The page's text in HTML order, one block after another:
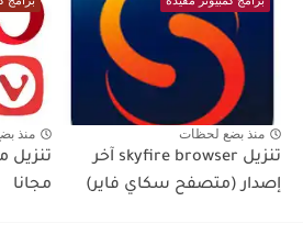
منذ بضع لحظات
تنزيل skyfire browser آخر
إصدار (متصفح سكاي فاير)
منذ
تنزيل
مجانا